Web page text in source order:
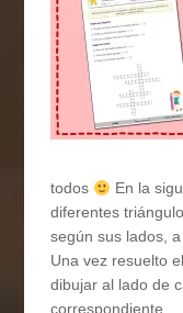
todos
En la
diferentes
según sus lados,
Una vez resuelto
dibujar al lado de
correspondiente.